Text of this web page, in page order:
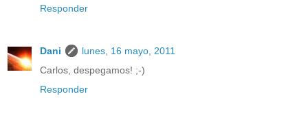
Responder
Dani
lunes, 16 mayo, 2011
Carlos, despegamos! ;-)
Responder